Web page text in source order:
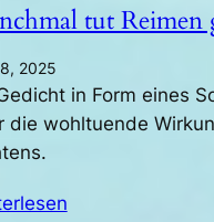
tut Reimen
2025
in Form eines
die wohltuende